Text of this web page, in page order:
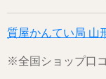
質屋かんてい局 山
※全国ショップ口